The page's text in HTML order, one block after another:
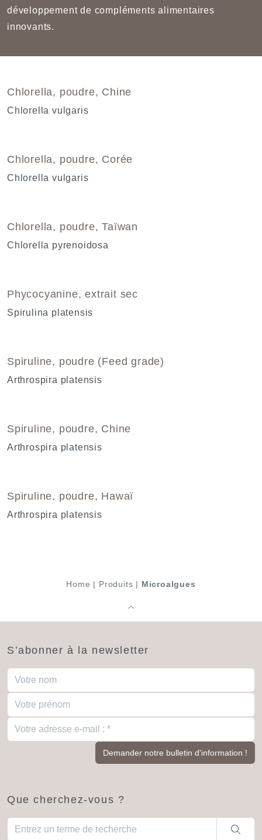
développement de compléments alimentaires
innovants.
Chlorella, poudre, Chine
Chlorella vulgaris
Chlorella, poudre, Corée
Chlorella vulgaris
Chlorella, poudre, Taïwan
Chlorella pyrenoidosa
Phycocyanine, extrait sec
Spirulina platensis
Spiruline, poudre (Feed grade)
Arthrospira platensis
Spiruline, poudre, Chine
Arthrospira platensis
Spiruline, poudre, Hawaï
Arthrospira platensis
Home | Produits | Microalgues
S’abonner à la newsletter
Que cherchez-vous ?
Quand les résultats de l'auto-complétion sont disponibles,